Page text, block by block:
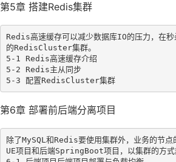
第5章 搭建Redis集群
Redis高速缓存可以减少数据库IO的压力，在
的RedisCluster集群。
5-1 Redis高速缓存介绍
5-2 Redis主从同步
5-3 配置RedisCluster集群
第6章 部署前后端分离项目
除了MySQL和Redis要使用集群外，业务的节
UE项目和后端SpringBoot项目，以集群的方式